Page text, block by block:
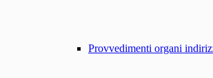
Provvedimenti organi